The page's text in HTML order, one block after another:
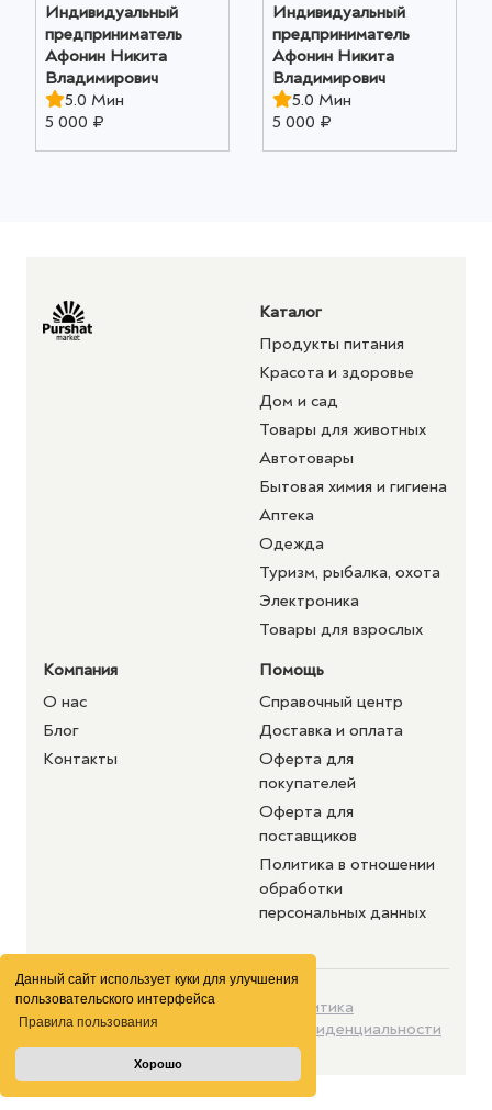
Данный сайт использует куки для улучшения
пользовательского интерфейса
Правила пользования
Хорошо
Индивидуальный
предприниматель
Афонин Никита
Владимирович
5.0 Мин
5 000 ₽
Индивидуальный
предприниматель
Афонин Никита
Владимирович
5.0 Мин
5 000 ₽
Каталог
Продукты питания
Красота и здоровье
Дом и сад
Товары для животных
Автотовары
Бытовая химия и гигиена
Аптека
Одежда
Туризм, рыбалка, охота
Электроника
Товары для взрослых
Компания
О нас
Блог
Контакты
Помощь
Справочный центр
Доставка и оплата
Оферта для
покупателей
Оферта для
поставщиков
Политика в отношении
обработки
персональных данных
©2026 purshat.market. Все
права защищены
Политика
конфиденциальности